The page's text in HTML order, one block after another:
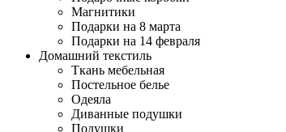
Магнитики
Подарки на 8 марта
Подарки на 14 февраля
Домашний текстиль
Ткань мебельная
Постельное белье
Одеяла
Диванные подушки
Подушки